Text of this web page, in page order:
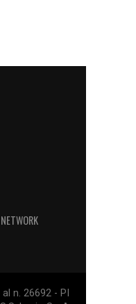
NETWORK
n. 26692 - PI